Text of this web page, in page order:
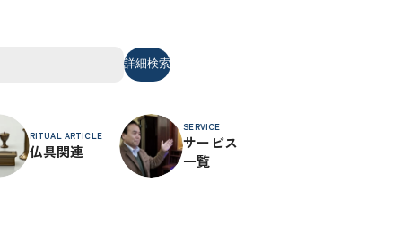
詳細検索
RITUAL ARTICLE
仏具関連
SERVICE
サービス
一覧